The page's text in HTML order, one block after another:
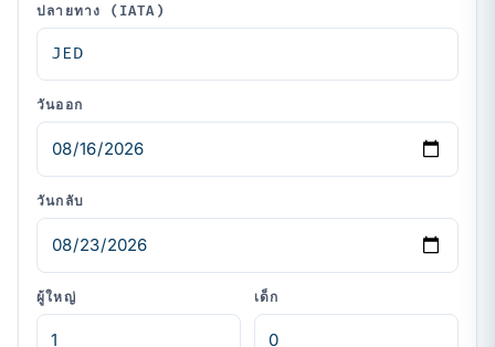
ปลายทาง (IATA)
วันออก
วันกลับ
ผู้ใหญ่ เด็ก